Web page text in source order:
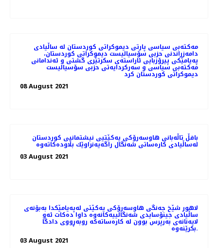
مەکتەبی سیاسی پارتی دیموکراتی کوردستان له‌ ساڵیادی
دامەزراندنی حزبی سۆسیالیست دیموکراتی کوردستان،
په‌یامێكی پیرۆزبایی ئاراسته‌ی سکرتێری گشتی و ئەندامانی
مەکتەبی سیاسی و سەرکردایەتی حزبی سۆسیالیست
دیموکراتی کوردستان كرد
08 August 2021
بافڵ تاڵه‌بانی هاوسه‌رۆكی یه‌كێتیی نیشتمانیی كوردستان
03 August 2021
لاهور شێخ جه‌نگی هاوسه‌رۆكی یه‌كێتی له‌په‌یامێكدا به‌بۆنه‌ی
ساڵیادی جینۆسایدی شه‌نگالییه‌كانه‌وه‌ داوا ده‌كات ئه‌و
لایه‌نانه‌ی به‌رپرس بوون له‌ كاره‌ساته‌كه‌ روبه‌ڕووی دادگا
بكرێنه‌وه‌.
03 August 2021